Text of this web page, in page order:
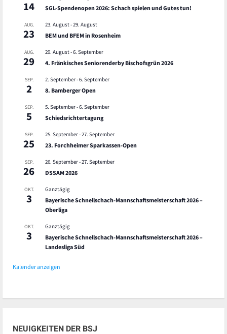
14 SGL-Spendenopen 2026: Schach spielen und Gutes tun!
AUG.
23
23. August-29. August
BEM und BFEM in Rosenheim
AUG.
29
29. August-6. September
4. Fränkisches Seniorenderby Bischofsgrün 2026
SEP.
2
2. September-6. September
8. Bamberger Open
SEP.
5
5. September-6. September
Schiedsrichtertagung
SEP.
25
25. September-27. September
23. Forchheimer Sparkassen-Open
SEP.
26
26. September-27. September
DSSAM 2026
OKT.
3
Ganztägig
Bayerische Schnellschach-Mannschaftsmeisterschaft 2026 –
Oberliga
OKT.
3
Ganztägig
Bayerische Schnellschach-Mannschaftsmeisterschaft 2026 –
Landesliga Süd
Kalender anzeigen
NEUIGKEITEN DER BSJ